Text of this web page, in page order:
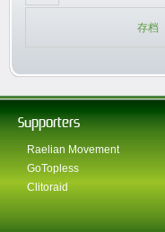
存档
Supporters
Raelian Movement
GoTopless
Clitoraid